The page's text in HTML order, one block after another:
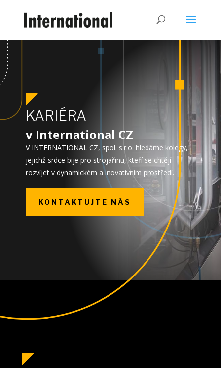
KARIÉRA
v International CZ
V INTERNATIONAL CZ, spol. s.r.o. hledáme kolegy,
jejichž srdce bije pro strojařinu, kteří se chtějí
rozvíjet v dynamickém a inovativním prostředí.
KONTAKTUJTE NÁS